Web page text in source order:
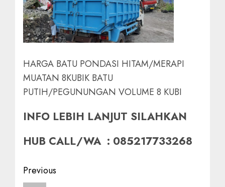
HARGA BATU PONDASI HITAM/MERAPI
MUATAN 8KUBIK BATU
PUTIH/PEGUNUNGAN VOLUME 8 KUBI
INFO LEBIH LANJUT SILAHKAN
HUB CALL/WA : 085217733268
Post
Previous